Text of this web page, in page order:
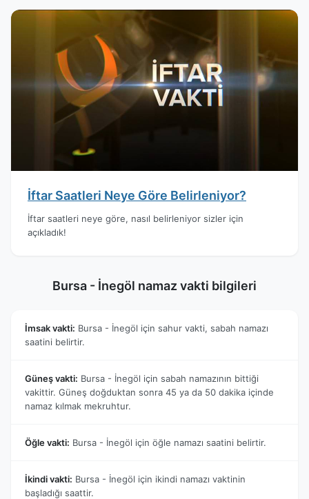
İftar Saatleri Neye Göre Belirleniyor?
İftar saatleri neye göre, nasıl belirleniyor sizler için
açıkladık!
Bursa - İnegöl namaz vakti bilgileri
İmsak vakti: Bursa - İnegöl için sahur vakti, sabah namazı
saatini belirtir.
Güneş vakti: Bursa - İnegöl için sabah namazının bittiği
vakittir. Güneş doğduktan sonra 45 ya da 50 dakika içinde
namaz kılmak mekruhtur.
Öğle vakti: Bursa - İnegöl için öğle namazı saatini belirtir.
İkindi vakti: Bursa - İnegöl için ikindi namazı vaktinin
başladığı saattir.